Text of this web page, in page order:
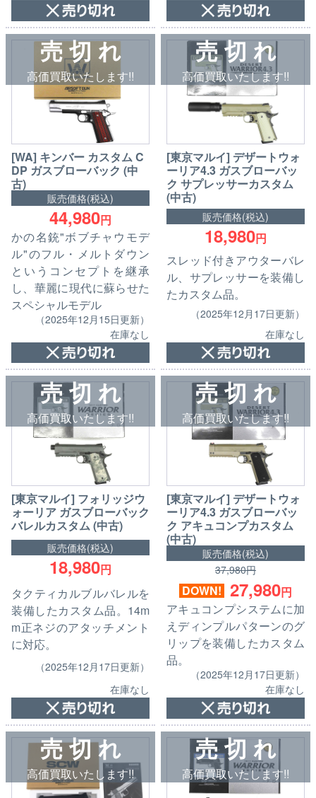
売 切 れ
高価買取いたします!!
[WA] キンバー カスタム C
DP ガスブローバック (中
古)
販売価格(税込)
44,980円
かの名銃"ボブチャウモデ
ル"のフル・メルトダウン
というコンセプトを継承
し、華麗に現代に蘇らせた
スペシャルモデル
（2025年12月15日更新）
在庫なし
売 切 れ
高価買取いたします!!
[東京マルイ] デザートウォ
ーリア4.3 ガスブローバッ
ク サプレッサーカスタム
(中古)
販売価格(税込)
18,980円
スレッド付きアウターバレ
ル、サプレッサーを装備し
たカスタム品。
（2025年12月17日更新）
在庫なし
売 切 れ
高価買取いたします!!
[東京マルイ] フォリッジウ
ォーリア ガスブローバック
バレルカスタム (中古)
販売価格(税込)
18,980円
タクティカルブルバレルを
装備したカスタム品。14m
m正ネジのアタッチメント
に対応。
（2025年12月17日更新）
在庫なし
売 切 れ
高価買取いたします!!
[東京マルイ] デザートウォ
ーリア4.3 ガスブローバッ
ク アキュコンプカスタム
(中古)
販売価格(税込)
37,980円
DOWN! 27,980円
アキュコンプシステムに加
えディンプルパターンのグ
リップを装備したカスタム
品。
（2025年12月17日更新）
在庫なし
売 切 れ
高価買取いたします!!
売 切 れ
高価買取いたします!!